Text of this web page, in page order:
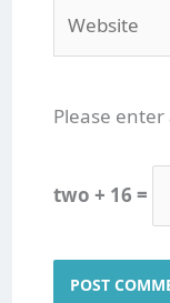
Please
two + 16 =